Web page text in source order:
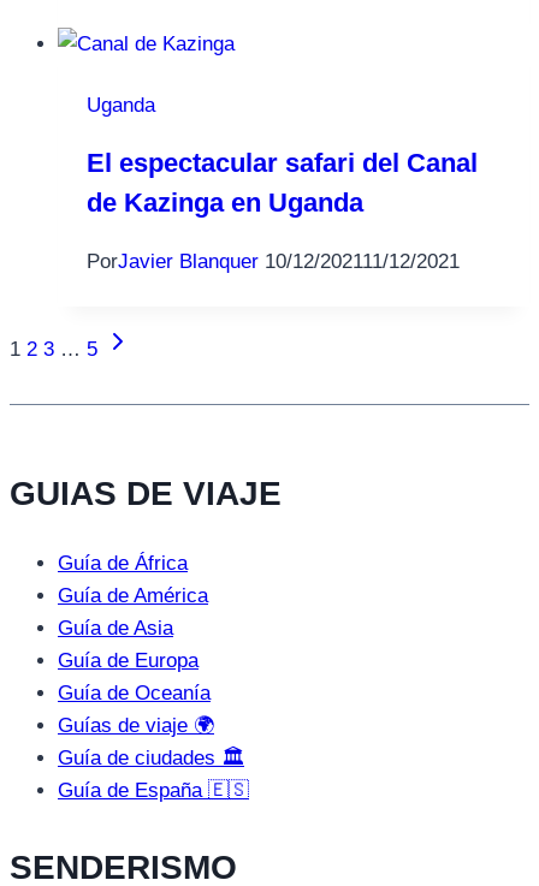
Uganda
El espectacular safari del Canal
de Kazinga en Uganda
PorJavier Blanquer 10/12/202111/12/2021
Navegación
de
1 2 3 … 5
Siguiente
GUIAS DE VIAJE
Guía de África
Guía de América
Guía de Asia
Guía de Europa
Guía de Oceanía
Guías de viaje 🌍
Guía de ciudades 🏛️
Guía de España 🇪🇸
SENDERISMO